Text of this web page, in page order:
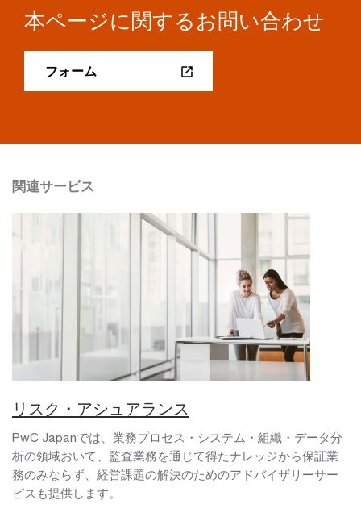
本ページに関するお問い合わせ
フォーム
関連サービス
リスク・アシュアランス
PwC Japanでは、業務プロセス・システム・組織・データ分
析の領域おいて、監査業務を通じて得たナレッジから保証業
務のみならず、経営課題の解決のためのアドバイザリーサー
ビスも提供します。